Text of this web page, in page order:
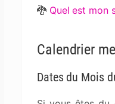
🐉 Quel est mon
Calendrier
Dates du Mois